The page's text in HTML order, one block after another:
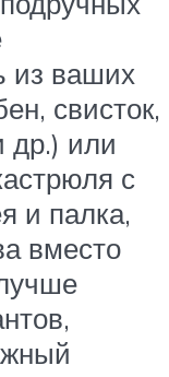
из ваших
свисток,
др.) или
с
и палка,
вместо